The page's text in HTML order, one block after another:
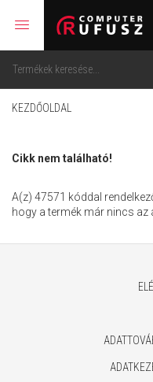
menu
KEZDŐOLDAL
Cikk nem található!
A(z) 47571 kóddal
hogy a termék már nincs az